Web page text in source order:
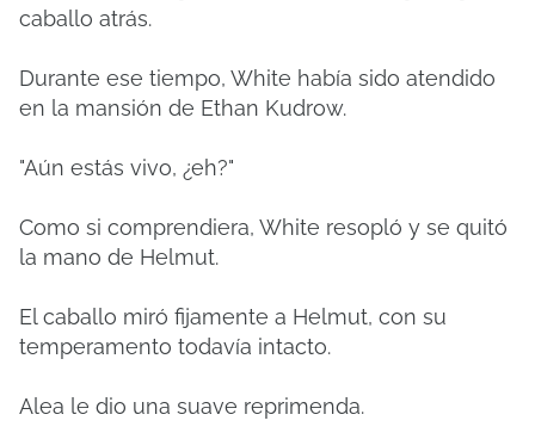
caballo atrás.
Durante ese tiempo, White había sido atendido
en la mansión de Ethan Kudrow.
"Aún estás vivo, ¿eh?"
Como si comprendiera, White resopló y se quitó
la mano de Helmut.
El caballo miró fijamente a Helmut, con su
temperamento todavía intacto.
Alea le dio una suave reprimenda.